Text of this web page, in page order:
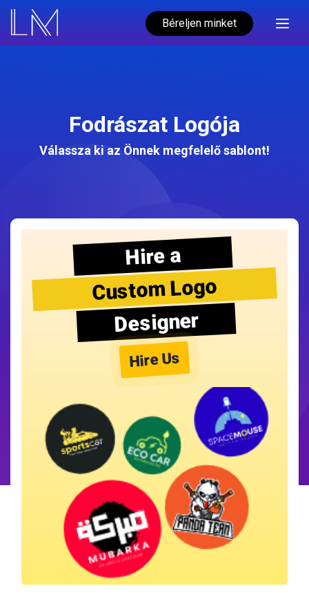
Béreljen minket
Fodrászat Logója
Válassza ki az Önnek megfelelő sablont!
Hire a
Custom Logo
Designer
Hire Us